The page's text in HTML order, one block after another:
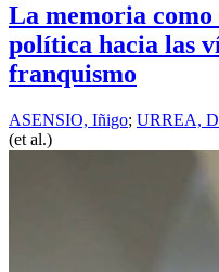
La memoria
política hacia las
franquismo
ASENSIO, Iñigo; URREA,
(et al.)